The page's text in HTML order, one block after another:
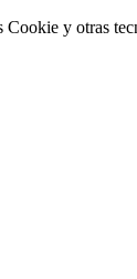
y otras